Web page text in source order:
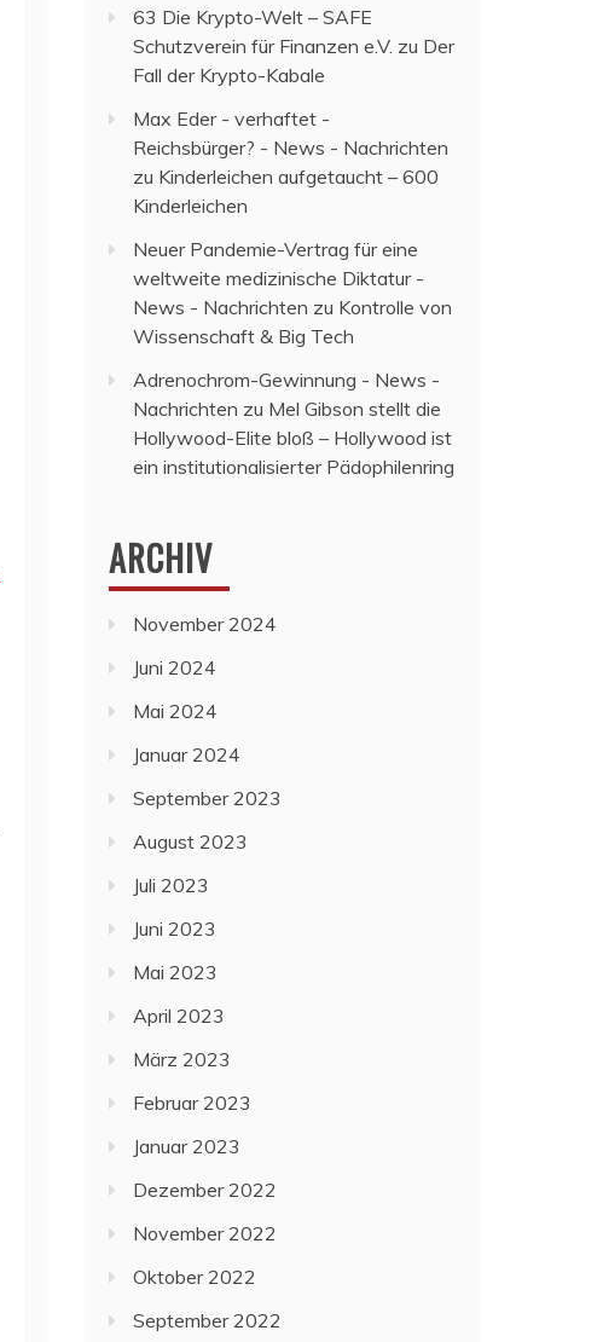
63 Die Krypto-Welt – SAFE
Schutzverein für Finanzen e.V. zu Der
Fall der Krypto-Kabale
Max Eder - verhaftet -
Reichsbürger? - News - Nachrichten
zu Kinderleichen aufgetaucht – 600
Kinderleichen
Neuer Pandemie-Vertrag für eine
weltweite medizinische Diktatur -
News - Nachrichten zu Kontrolle von
Wissenschaft & Big Tech
Adrenochrom-Gewinnung - News -
Nachrichten zu Mel Gibson stellt die
Hollywood-Elite bloß – Hollywood ist
ein institutionalisierter Pädophilenring
ARCHIV
November 2024
Juni 2024
Mai 2024
Januar 2024
September 2023
August 2023
Juli 2023
Juni 2023
Mai 2023
April 2023
März 2023
Februar 2023
Januar 2023
Dezember 2022
November 2022
Oktober 2022
September 2022